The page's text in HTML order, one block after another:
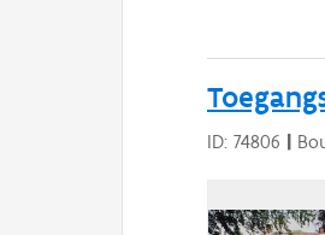
ID: 74806 |